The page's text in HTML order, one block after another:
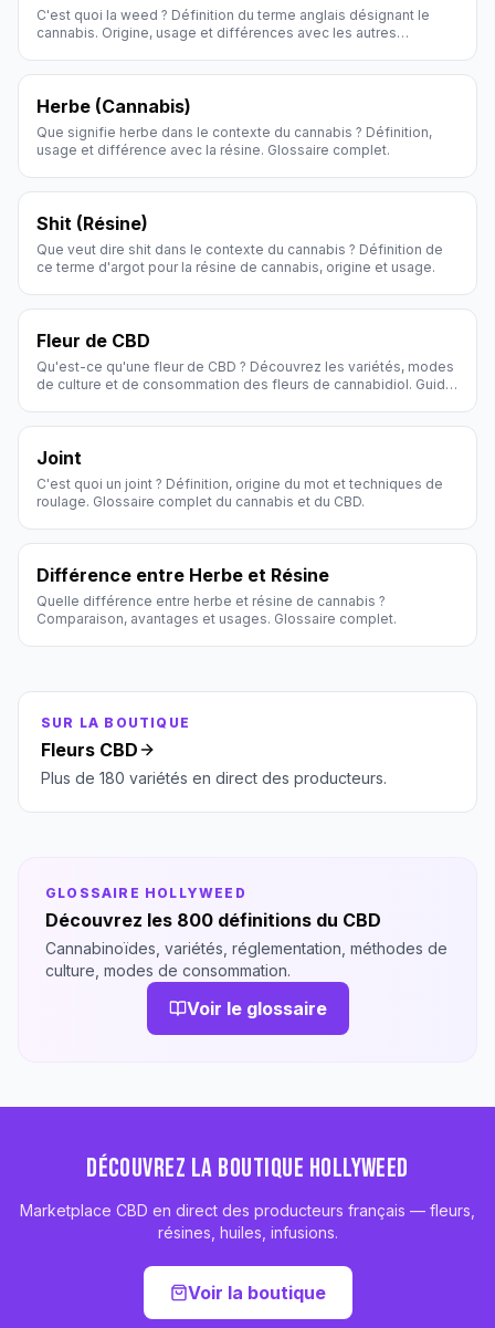
C'est quoi la weed ? Définition du terme anglais désignant le
cannabis. Origine, usage et différences avec les autres
Herbe (Cannabis)
Que signifie herbe dans le contexte du cannabis ? Définition,
usage et différence avec la résine. Glossaire complet.
Shit (Résine)
Que veut dire shit dans le contexte du cannabis ? Définition de
ce terme d'argot pour la résine de cannabis, origine et usage.
Fleur de CBD
Qu'est-ce qu'une fleur de CBD ? Découvrez les variétés, modes
de culture et de consommation des fleurs de cannabidiol. Guide
Joint
C'est quoi un joint ? Définition, origine du mot et techniques de
roulage. Glossaire complet du cannabis et du CBD.
Différence entre Herbe et Résine
Quelle différence entre herbe et résine de cannabis ?
Comparaison, avantages et usages. Glossaire complet.
SUR LA BOUTIQUE
Fleurs CBD
Plus de 180 variétés en direct des producteurs.
GLOSSAIRE HOLLYWEED
Découvrez les 800 définitions du CBD
Cannabinoïdes, variétés, réglementation, méthodes de
culture, modes de consommation.
Voir le glossaire
DÉCOUVREZ LA BOUTIQUE HOLLYWEED
Marketplace CBD en direct des producteurs français — fleurs,
résines, huiles, infusions.
Voir la boutique